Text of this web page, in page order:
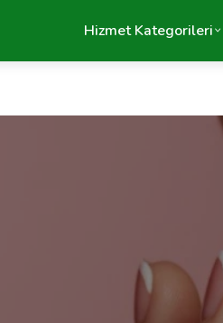
Hizmet Kategorileri